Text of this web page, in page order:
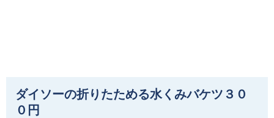
ダイソーの折りたためる水くみバケツ３０
０円